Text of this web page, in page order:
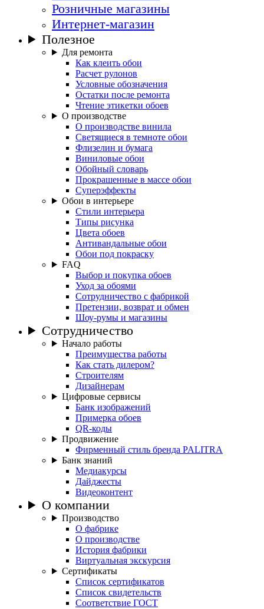
Розничные магазины
Интернет-магазин
Полезное
Для ремонта
Как клеить обои
Расчет рулонов
Условные обозначения
Остатки после ремонта
Чтение этикетки обоев
О производстве
О производстве винила
Светящиеся в темноте обои
Флизелин и бумага
Виниловые обои
Обойный словарь
Прокрашенные в массе обои
Суперэффекты
Обои в интерьере
Стили интерьера
Типы рисунка
Цвета обоев
Антивандальные обои
Обои под покраску
FAQ
Выбор и покупка обоев
Уход за обоями
Сотрудничество с фабрикой
Претензии, возврат и обмен
Шоу-румы и магазины
Сотрудничество
Начало работы
Преимущества работы
Как стать дилером?
Строителям
Дизайнерам
Цифровые сервисы
Банк изображений
Примерка обоев
QR-коды
Продвижение
Фирменный стиль бренда PALITRA
Банк знаний
Медиакурсы
Дайджесты
Видеоконтент
О компании
Производство
О фабрике
О производстве
История фабрики
Виртуальная экскурсия
Сертификаты
Список сертификатов
Список свидетельств
Соответствие ГОСТ